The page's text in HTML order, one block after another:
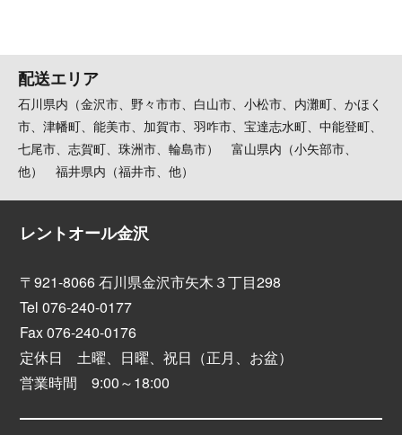
配送エリア
石川県内（金沢市、野々市市、白山市、小松市、内灘町、かほく
市、津幡町、能美市、加賀市、羽咋市、宝達志水町、中能登町、
七尾市、志賀町、珠洲市、輪島市） 富山県内（小矢部市、
他） 福井県内（福井市、他）
レントオール金沢
〒921-8066 石川県金沢市矢木３丁目298
Tel 076-240-0177
Fax 076-240-0176
定休日 土曜、日曜、祝日（正月、お盆）
営業時間 9:00～18:00